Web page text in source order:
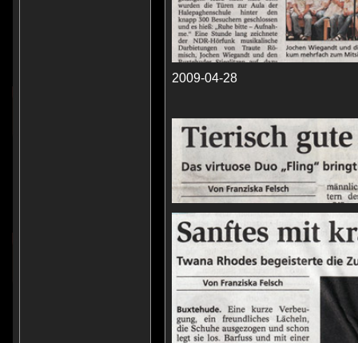
2009-04-28